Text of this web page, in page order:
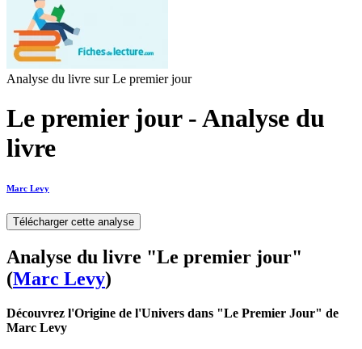
Analyse du livre sur Le premier jour
Le premier jour - Analyse du
livre
Marc Levy
Télécharger cette analyse
Analyse du livre "Le premier jour"
(Marc Levy)
Découvrez l'Origine de l'Univers dans "Le Premier Jour" de
Marc Levy